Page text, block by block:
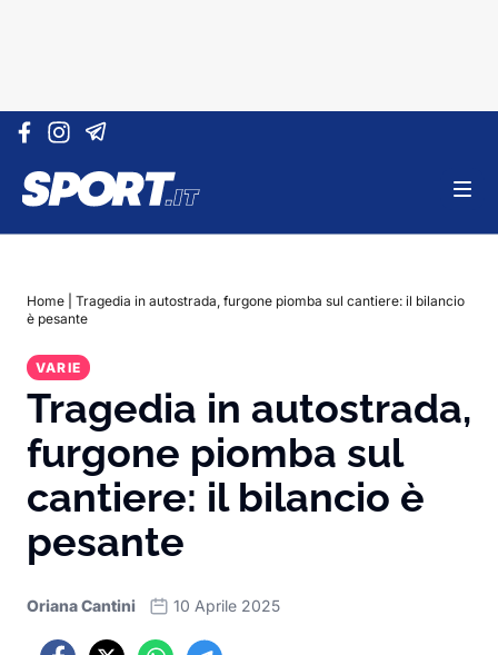
Vai al contenuto
Home
Tragedia in autostrada, furgone piomba sul cantiere: il bilancio
è pesante
VARIE
Tragedia in autostrada,
furgone piomba sul
cantiere: il bilancio è
pesante
Oriana Cantini 10 Aprile 2025